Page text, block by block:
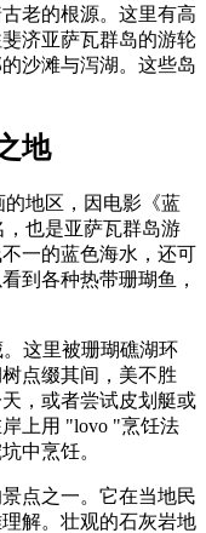
老的根源。这里有高
济亚萨瓦群岛的游轮
沙滩与泻湖。这些岛
地
的地区，因电影《蓝
，也是亚萨瓦群岛游
一的蓝色海水，还可
到各种热带珊瑚鱼，
这里被珊瑚礁湖环
点缀其间，美不胜
，或者尝试皮划艇或
上用 "lovo "烹饪法
中烹饪。
点之一。它在当地民
解。壮观的石灰岩地